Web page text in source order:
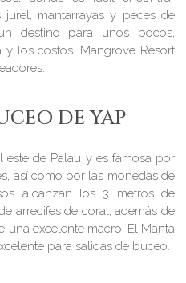
jurel, mantarrayas y peces de
destino para unos pocos,
los costos. Mangrove Resort
DE YAP
este de Palau y es famosa por
así como por las monedas de
alcanzan los 3 metros de
arrecifes de coral, además de
una excelente macro. El Manta
para salidas de buceo.